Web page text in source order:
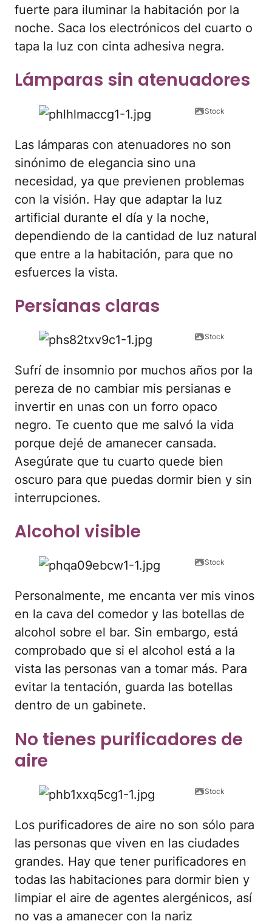
fuerte para iluminar la habitación por la
noche. Saca los electrónicos del cuarto o
tapa la luz con cinta adhesiva negra.
Lámparas sin atenuadores
iStock
Las lámparas con atenuadores no son
sinónimo de elegancia sino una
necesidad, ya que previenen problemas
con la visión. Hay que adaptar la luz
artificial durante el día y la noche,
dependiendo de la cantidad de luz natural
que entre a la habitación, para que no
esfuerces la vista.
Persianas claras
iStock
Sufrí de insomnio por muchos años por la
pereza de no cambiar mis persianas e
invertir en unas con un forro opaco
negro. Te cuento que me salvó la vida
porque dejé de amanecer cansada.
Asegúrate que tu cuarto quede bien
oscuro para que puedas dormir bien y sin
interrupciones.
Alcohol visible
iStock
Personalmente, me encanta ver mis vinos
en la cava del comedor y las botellas de
alcohol sobre el bar. Sin embargo, está
comprobado que si el alcohol está a la
vista las personas van a tomar más. Para
evitar la tentación, guarda las botellas
dentro de un gabinete.
No tienes purificadores de
aire
iStock
Los purificadores de aire no son sólo para
las personas que viven en las ciudades
grandes. Hay que tener purificadores en
todas las habitaciones para dormir bien y
limpiar el aire de agentes alergénicos, así
no vas a amanecer con la nariz